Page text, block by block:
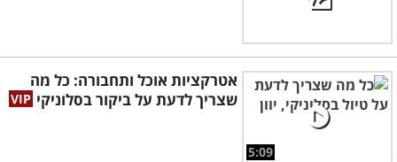
5:09
אטרקציות אוכל ותחבורה: כל מה
שצריך לדעת על ביקור בסלוניקי